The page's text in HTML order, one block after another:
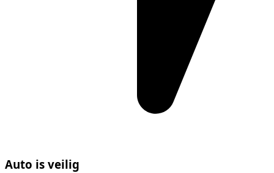
Auto is veilig